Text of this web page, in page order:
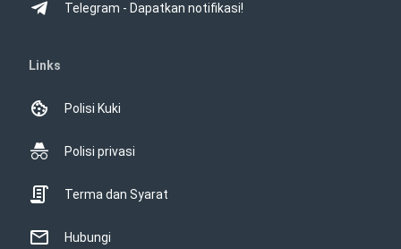
Telegram - Dapatkan notifikasi!
Links
Polisi Kuki
Polisi privasi
Terma dan Syarat
Hubungi